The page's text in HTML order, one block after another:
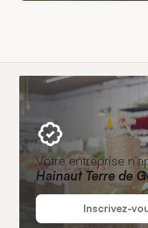
Votre entreprise
Hainaut Terre de
Inscrivez-